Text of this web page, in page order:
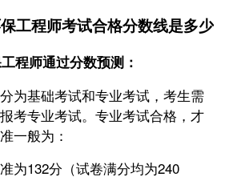
程师考试合格分数线是多少
师通过分数预测：
基础考试和专业考试，考生需
考专业考试。专业考试合格，才
一般为：
132分（试卷满分均为240